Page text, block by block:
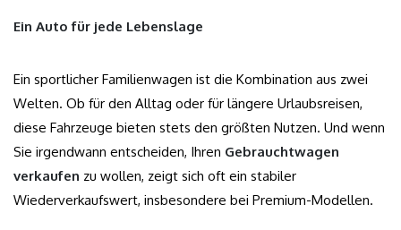
Ein Auto für jede Lebenslage
Ein sportlicher Familienwagen ist die Kombination aus zwei
Welten. Ob für den Alltag oder für längere Urlaubsreisen,
diese Fahrzeuge bieten stets den größten Nutzen. Und wenn
Sie irgendwann entscheiden, Ihren Gebrauchtwagen
verkaufen zu wollen, zeigt sich oft ein stabiler
Wiederverkaufswert, insbesondere bei Premium-Modellen.